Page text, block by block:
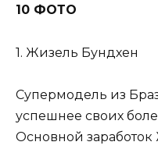
10 ФОТО
1. Жизель Бундхен
Супермодель из
успешнее своих
Основной